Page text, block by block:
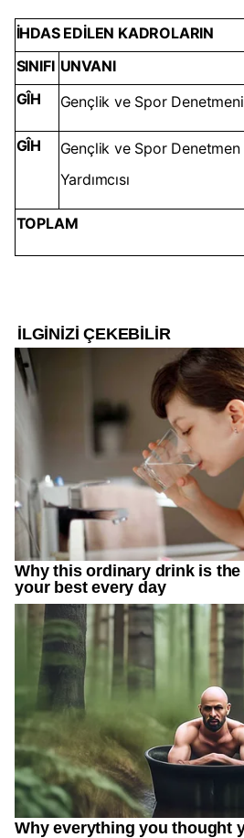
İHDAS EDİLEN KADROLARIN
SINIFI UNVANI
GÎH
Gençlik ve Spor Denetmeni
GÎH
Gençlik ve Spor Denetmen
Yardımcısı
TOPLAM